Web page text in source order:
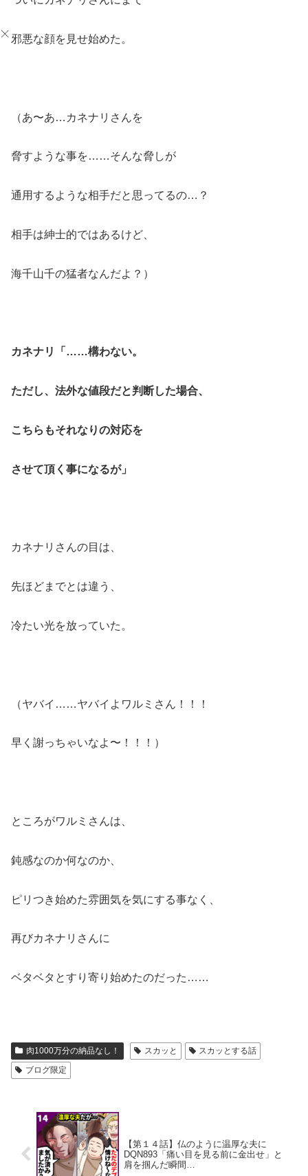
邪悪な顔を見せ始めた。
（あ〜あ…カネナリさんを
脅すような事を……そんな脅しが
通用するような相手だと思ってるの…？
相手は紳士的ではあるけど、
海千山千の猛者なんだよ？）
カネナリ「……構わない。
ただし、法外な値段だと判断した場合、
こちらもそれなりの対応を
させて頂く事になるが」
カネナリさんの目は、
先ほどまでとは違う、
冷たい光を放っていた。
（ヤバイ……ヤバイよワルミさん！！！
早く謝っちゃいなよ〜！！！）
ところがワルミさんは、
鈍感なのか何なのか、
ピリつき始めた雰囲気を気にする事なく、
再びカネナリさんに
ベタベタとすり寄り始めたのだった……
肉1000万分の納品なし！ スカッと
スカッとする話
ブログ限定
【第１４話】仏のように温厚な夫に
DQN893「痛い目を見る前に金出せ」と
肩を掴んだ瞬間…